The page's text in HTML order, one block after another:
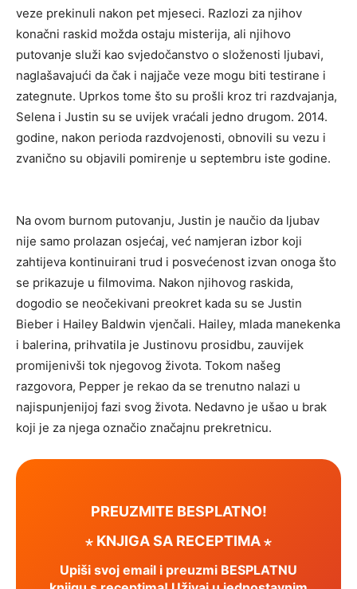
veze prekinuli nakon pet mjeseci. Razlozi za njihov
konačni raskid možda ostaju misterija, ali njihovo
putovanje služi kao svjedočanstvo o složenosti ljubavi,
naglašavajući da čak i najjače veze mogu biti testirane i
zategnute. Uprkos tome što su prošli kroz tri razdvajanja,
Selena i Justin su se uvijek vraćali jedno drugom. 2014.
godine, nakon perioda razdvojenosti, obnovili su vezu i
zvanično su objavili pomirenje u septembru iste godine.
Na ovom burnom putovanju, Justin je naučio da ljubav
nije samo prolazan osjećaj, već namjeran izbor koji
zahtijeva kontinuirani trud i posvećenost izvan onoga što
se prikazuje u filmovima. Nakon njihovog raskida,
dogodio se neočekivani preokret kada su se Justin
Bieber i Hailey Baldwin vjenčali. Hailey, mlada manekenka
i balerina, prihvatila je Justinovu prosidbu, zauvijek
promijenivši tok njegovog života. Tokom našeg
razgovora, Pepper je rekao da se trenutno nalazi u
najispunjenijoj fazi svog života. Nedavno je ušao u brak
koji je za njega označio značajnu prekretnicu.
PREUZMITE BESPLATNO!
⋆ KNJIGA SA RECEPTIMA ⋆
Upiši svoj email i preuzmi BESPLATNU